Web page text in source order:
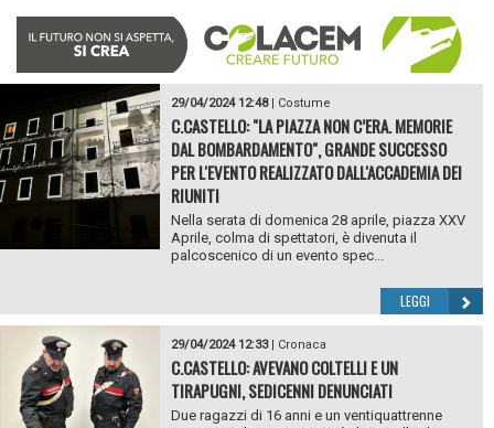
29/04/2024 12:48| Costume
C.CASTELLO: "LA PIAZZA NON C’ERA. MEMORIE
DAL BOMBARDAMENTO", GRANDE SUCCESSO
PER L'EVENTO REALIZZATO DALL'ACCADEMIA DEI
RIUNITI
Nella serata di domenica 28 aprile, piazza XXV
Aprile, colma di spettatori, è divenuta il
palcoscenico di un evento spec...
LEGGI
29/04/2024 12:33| Cronaca
C.CASTELLO: AVEVANO COLTELLI E UN
TIRAPUGNI, SEDICENNI DENUNCIATI
Due ragazzi di 16 anni e un ventiquattrenne